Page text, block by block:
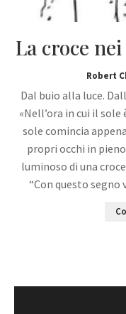
La croce
Robert
Dal buio alla luce.
«Nell’ora in cui il
sole comincia
propri occhi in
luminoso di una
“Con questo